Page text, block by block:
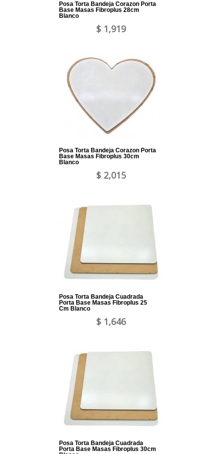
Posa Torta Bandeja Corazon Porta
Base Masas Fibroplus 28cm
Blanco
$ 1,919
Posa Torta Bandeja Corazon Porta
Base Masas Fibroplus 30cm
Blanco
$ 2,015
Posa Torta Bandeja Cuadrada
Porta Base Masas Fibroplus 25
Cm Blanco
$ 1,646
Posa Torta Bandeja Cuadrada
Porta Base Masas Fibroplus 30cm